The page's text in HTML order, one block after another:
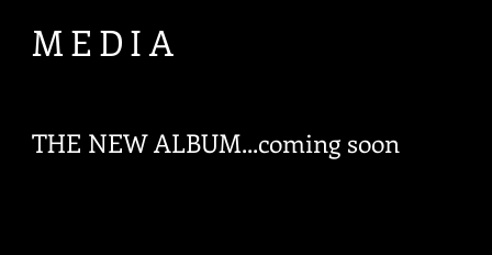
MEDIA
THE NEW ALBUM...coming soon